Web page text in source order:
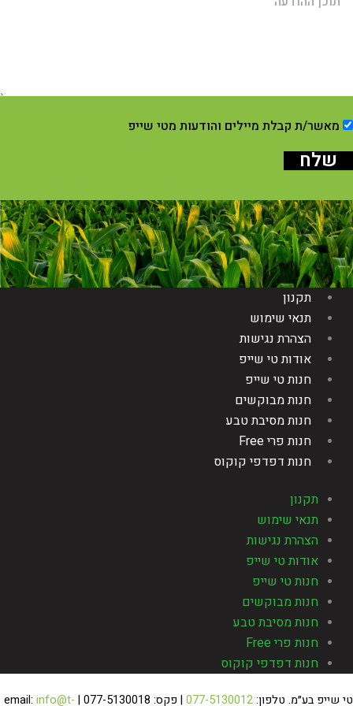
מאשר/ת קבלת מיילים והודעות מטי שייפ
שלח
תקנון
תנאי שימוש
הצהרת נגישות
אודות טי שייפ
חנות טי שייפ
חנות מבוקשים
חנות מסיבת טבע
חנות פרי Free
חנות דפדפי קוקוס
תקנון
תנאי שימוש
הצהרת נגישות
אודות טי שייפ
חנות טי שייפ
חנות מבוקשים
חנות מסיבת טבע
חנות פרי Free
חנות דפדפי קוקוס
שייפ בע״מ. טלפון:077-5130012| פקס: 077-5130018 | email:
info@t-